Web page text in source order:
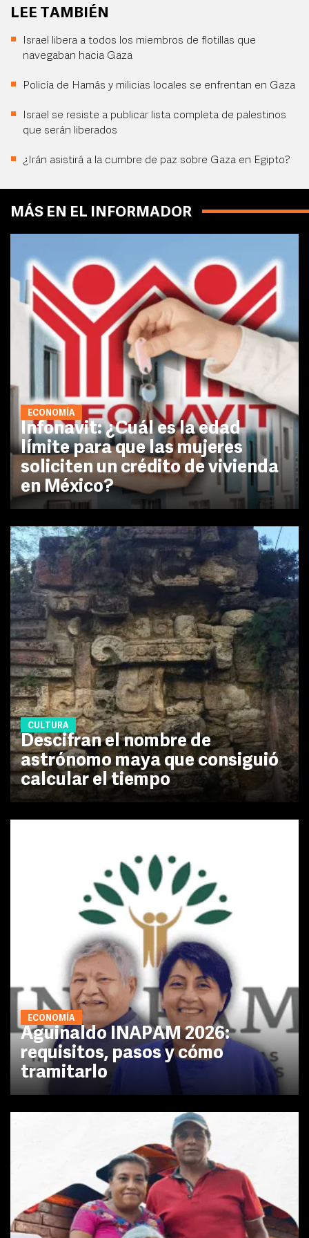
LEE TAMBIÉN
Israel libera a todos los miembros de flotillas que
navegaban hacia Gaza
Policía de Hamás y milicias locales se enfrentan en Gaza
Israel se resiste a publicar lista completa de palestinos
que serán liberados
¿Irán asistirá a la cumbre de paz sobre Gaza en Egipto?
MÁS EN EL INFORMADOR
ECONOMÍA
Infonavit: ¿Cuál es la edad
límite para que las mujeres
soliciten un crédito de vivienda
en México?
CULTURA
Descifran el nombre de
astrónomo maya que consiguió
calcular el tiempo
ECONOMÍA
Aguinaldo INAPAM 2026:
requisitos, pasos y cómo
tramitarlo